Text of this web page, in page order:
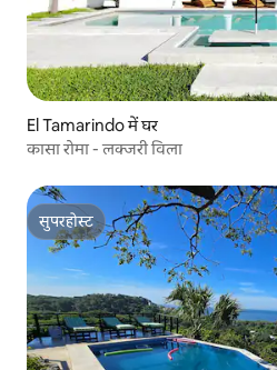
El Tamarindo में घर
कासा रोमा - लक्जरी विला
सुपरहोस्ट
सुपरहोस्ट